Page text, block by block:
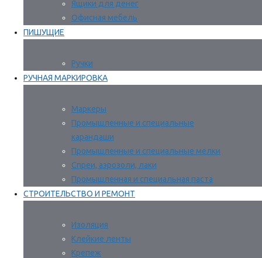
Ящики для денег
Офисная мебель
ПИШУЩИЕ
Ручки
РУЧНАЯ МАРКИРОВКА
Маркеры
Промышленные и специальные
карандаши
Промышленные и специальные мелки
Спреи, аэрозоли, лаки
Промышленная и специальная паста
СТРОИТЕЛЬСТВО И РЕМОНТ
Изоляция
Клейкие ленты
Крепеж